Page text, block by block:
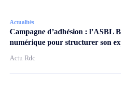
Actualités
Campagne d’adhésion : l’ASBL
numérique pour structurer son
Actu Rdc